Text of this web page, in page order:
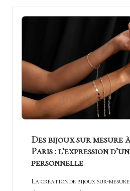
Des bijoux sur mesure
Paris : l’expression
personnelle
La création de bijoux sur-